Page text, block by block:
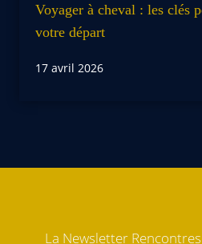
Voyager à cheval : les clés
votre départ
17 avril 2026
La Newsletter